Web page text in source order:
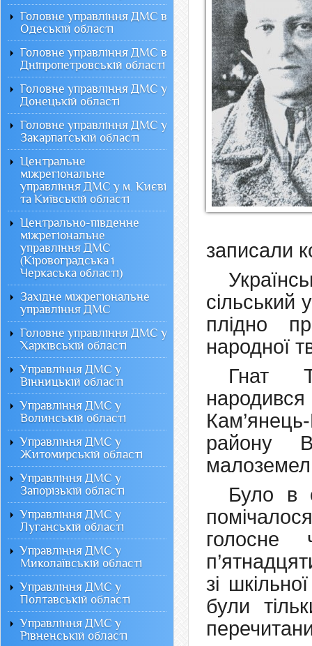
записали
сільський
плідно
народної
Гнат
народився
Кам’янець-
району
Було в
голосне
зі
були
Головне управління ДМС в
Одеській області
Головне управління ДМС в
Дніпропетровській області
Головне управління ДМС у
Донецькій області
Головне управління ДМС у
Закарпатській області
Центральне
міжрегіональне
управління ДМС у м. Києві
та Київській області
Центрально-південне
міжрегіональне
управління ДМС
(Кіровоградська і
Черкаська області)
Західне міжрегіональне
управління ДМС
Головне управління ДМС у
Харківській області
Управління ДМС у
Вінницькій області
Управління ДМС у
Волинській області
Управління ДМС у
Житомирській області
Управління ДМС у
Запорізькій області
Управління ДМС у
Луганській області
Управління ДМС у
Миколаївській області
Управління ДМС у
Полтавській області
Управління ДМС у
Рівненській області